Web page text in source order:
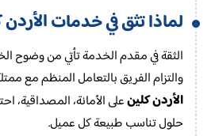
لماذا تثق في خدمات
الثقة في مقدم الخدمة تأتي من وضوح
والتزام الفريق بالتعامل المنظم مع
الأردن كلينعلى الأمانة، المصداقية،
حلول تناسب طبيعة كل عميل.